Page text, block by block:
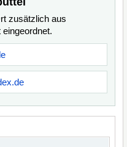
zusätzlich aus